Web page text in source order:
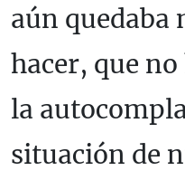
aún quedaba
hacer, que
la
situación de